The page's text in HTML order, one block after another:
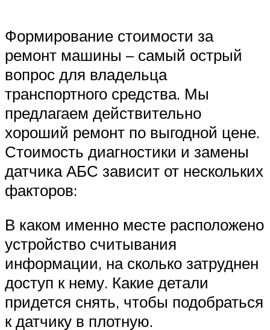
Меню
Формирование стоимости за
ремонт машины – самый острый
вопрос для владельца
транспортного средства. Мы
предлагаем действительно
хороший ремонт по выгодной цене.
Стоимость диагностики и замены
датчика АБС зависит от нескольких
факторов:
В каком именно месте расположено
устройство считывания
информации, на сколько затруднен
доступ к нему. Какие детали
придется снять, чтобы подобраться
к датчику в плотную.